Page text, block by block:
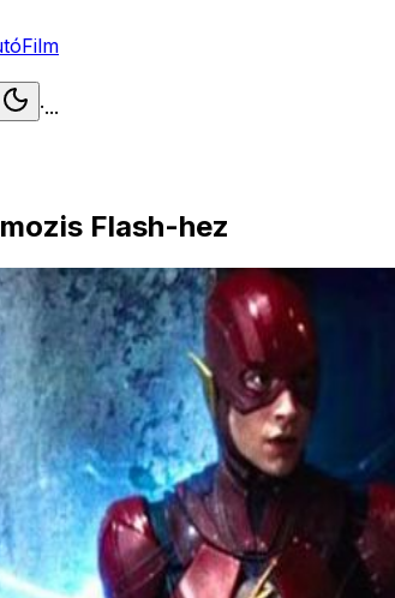
Film
·...
Flash-hez